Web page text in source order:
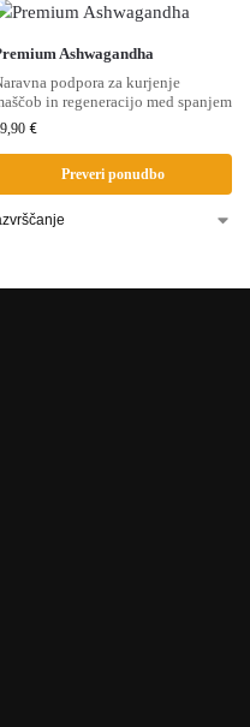
Ashwagandha
podpora za kurjenje
in regeneracijo med spanjem
€
Preveri ponudbo